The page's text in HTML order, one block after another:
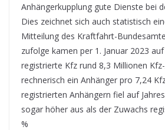
Anhängerkupplung gute Dienste bei
Dies zeichnet sich auch statistisch
Mitteilung des Kraftfahrt-
zufolge kamen per 1. Januar 2023
registrierte Kfz rund 8,3 Millionen
rechnerisch ein Anhänger pro 7,24
registrierten Anhängern fiel auf
sogar höher aus als der Zuwachs
%